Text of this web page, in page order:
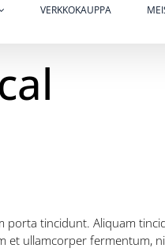
VERKKOKAUPPA
tincidunt. Aliquam
ullamcorper fermentum,